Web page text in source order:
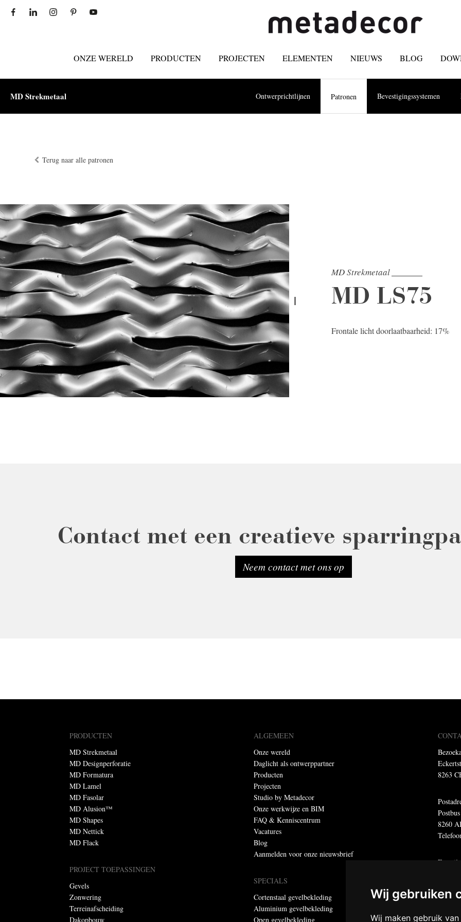
Wij gebruiken
Wij maken gebruik
ONZE WERELD PRODUCTEN PROJECTEN ELEMENTEN NIEUWS BLOG
MD Strekmetaal Ontwerprichtlijnen Patronen Bevestigingssystemen
Terug naar alle patronen
MD Strekmetaal
MD LS75
Frontale licht doorlaatbaarheid: 17%
Contact met een creatieve
Neem contact met ons op
PRODUCTEN
MD Strekmetaal
MD Designperforatie
MD Formatura
MD Lamel
MD Fasolar
MD Alusion™
MD Shapes
MD Nettick
MD Flack
PROJECT TOEPASSINGEN
Gevels
Zonwering
Terreinafscheiding
Dakopbouw
ALGEMEEN
Onze wereld
Daglicht als ontwerppartner
Producten
Projecten
Studio by Metadecor
Onze werkwijze en BIM
FAQ & Kenniscentrum
Vacatures
Blog
Aanmelden voor onze nieuwsbrief
SPECIALS
Cortenstaal gevelbekleding
Aluminium gevelbekleding
Open gevelbekleding
8263
8260
E-mail: